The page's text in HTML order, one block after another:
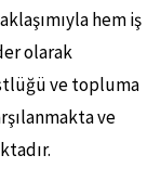
hem iş
olarak
ve topluma
ve